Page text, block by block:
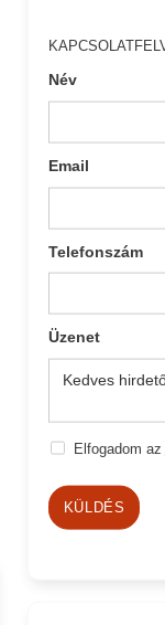
Név
Email
Telefonszám
Üzenet
Elfogadom az
KÜLDÉS